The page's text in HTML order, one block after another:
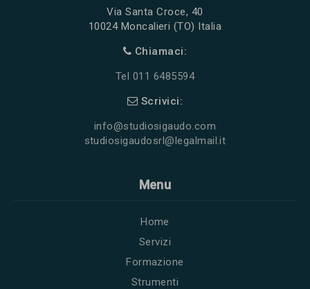
Via Santa Croce, 40
10024 Moncalieri (TO) Italia
Chiamaci:
Tel 011 6485594
Scrivici:
info@studiosigaudo.com
studiosigaudosrl@legalmail.it
Menu
Home
Servizi
Formazione
Strumenti